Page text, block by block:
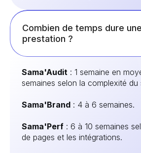
Combien de temps dure une
prestation ?
Sama'Audit : 1 semaine en
semaines selon la complexité du
Sama'Brand : 4 à 6 semaines.
Sama'Perf : 6 à 10 semaines
de pages et les intégrations.